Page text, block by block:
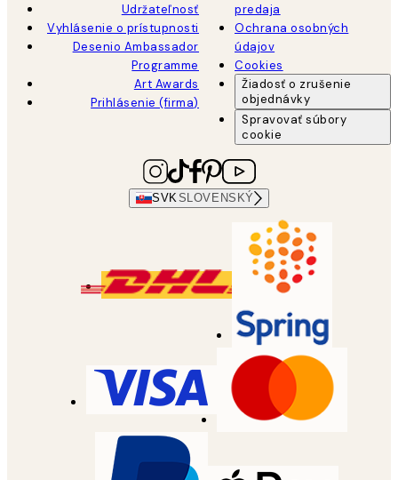
Udržateľnosť
Vyhlásenie o prístupnosti
Desenio Ambassador
Programme
Art Awards
Prihlásenie (firma)
predaja
Ochrana osobných
údajov
Cookies
Žiadosť o zrušenie
objednávky
Spravovať súbory
cookie
SVKSLOVENSKÝ